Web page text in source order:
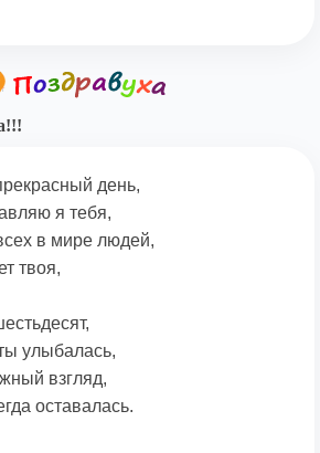
день,
я тебя,
в мире людей,
твоя,
улыбалась,
взгляд,
оставалась.